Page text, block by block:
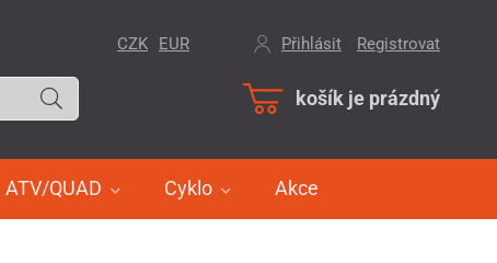
košík je prázdný
ATV/QUAD Cyklo Akce
CZK EUR Přihlásit Registrovat